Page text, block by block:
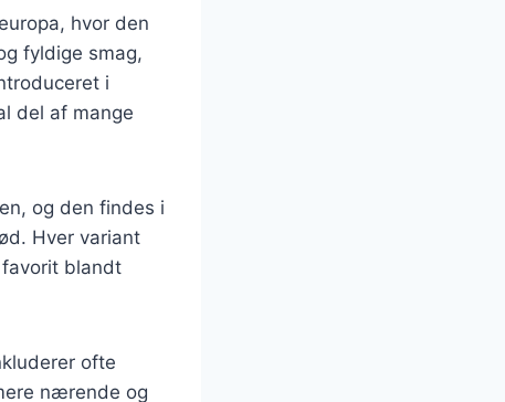
hvor den
fyldige smag,
i
del af mange
og den findes i
Hver variant
blandt
ofte
nærende og